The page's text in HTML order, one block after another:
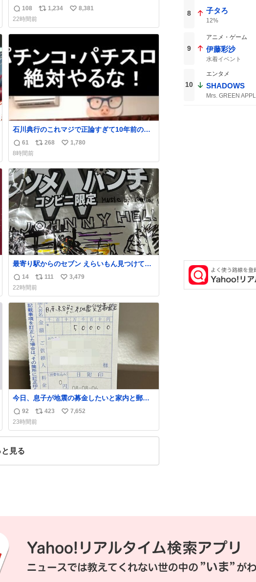
2」など無償修理へ 保証切れでも対象
news.livedoor.com/article/detail… 任天堂が
令和8年熊本地震の被災者支援として、災害救
助法適用地域からの同社製品の修理につい
た。「Switch 2」や「Switch」「Joy-Con」
などが対象。
返
信
数
108
リ
ス
数
1,234
い
ね
8,381
22時間前
石川典行のこれマジで正論すぎて10年前の自
分に言い聞かせたい
返
信
数
61
リ
ス
ト
数
268
い
ね
数
1,780
8時間前
最寄り駅からのセブン えらいもん見つけてし
まった これ売ってくれへんかな… #浅井健
一 #ポテチ #ロックの名盤
返
信
数
14
リ
ポ
ス
ト
数
111
い
ね
数
3,479
22時間前
今日、息子が地震の募金したいと家内と郵便
局に行ったみたいです。おもちゃとか買う選
択肢もあったと思うけど、自分で貯めてた2万
円を役に立てて欲しい、みんなも元気になっ
て欲しいと。家内も一緒に募金したので、自
返
信
数
92
リ
ポ
ス
423
い
ね
7,652
23時間前
と見る
8 子タろ
12%
9
アニメ・ゲーム
伊藤彩沙
水着イベント
10
エンタメ
SHADOWS
Mrs. GREEN